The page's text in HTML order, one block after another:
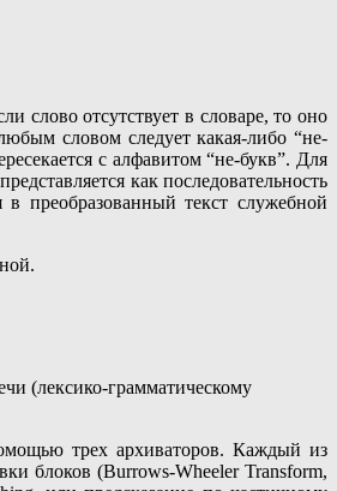
слово отсутствует в словаре, то оно
словом следует какая-либо “не-
с алфавитом “не-букв”. Для
как последовательность
преобразованный текст служебной
(лексико-грамматическому
трех архиваторов. Каждый из
блоков (Burrows-Wheeler Transform,